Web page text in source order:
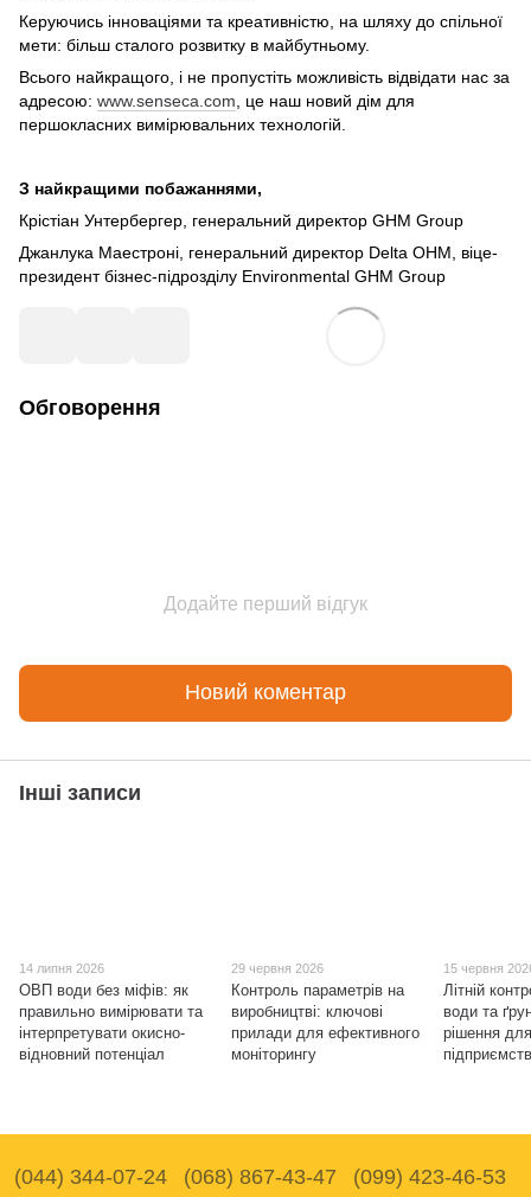
Керуючись інноваціями та креативністю, на шляху до спільної
мети: більш сталого розвитку в майбутньому.
Всього найкращого, і не пропустіть можливість відвідати нас за
адресою: www.senseca.com , це наш новий дім для
першокласних вимірювальних технологій.
З найкращими побажаннями,
Крістіан Унтербергер, генеральний директор GHM Group
Джанлука Маестроні, генеральний директор Delta OHM, віце-
президент бізнес-підрозділу Environmental GHM Group
Обговорення
Додайте перший відгук
Новий коментар
Інші записи
14 липня 2026
ОВП води без міфів: як
правильно вимірювати та
інтерпретувати окисно-
відновний потенціал
29 червня 2026
Контроль параметрів на
виробництві: ключові
прилади для ефективного
моніторингу
15 червня
Літній
води та
рішення для
(044) 344-07-24 (068) 867-43-47 (099) 423-46-53